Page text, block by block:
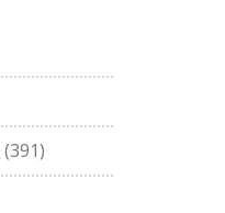
(391)